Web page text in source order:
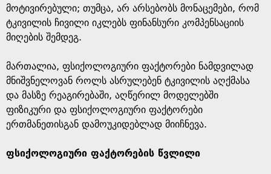
მოტივირებული; თუმცა, არ არსებობს მონაცემები, რომ
ტკივილის ჩივილი იკლებს ფინანსური კომპენსაციის
მიღების შემდეგ.
მართალია, ფსიქოლოგიური ფაქტორები ნამდვილად
მნიშვნელოვან როლს ასრულებენ ტკივილის აღქმასა
და მასზე რეაგირებაში, აღწერილ მოდელებში
ფიზიკური და ფსიქოლოგიური ფაქტორები
ერთმანეთისგან დამოუკიდებლად მიიჩნევა.
ფსიქოლოგიური ფაქტორების წვლილი